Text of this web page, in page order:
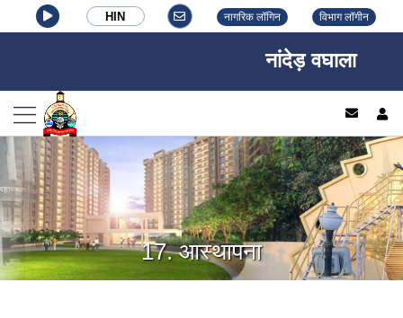
HIN नागरिक लॉगिन विभाग लॉगीन
नांदेड़ वघाला नगर
17. आस्थापना